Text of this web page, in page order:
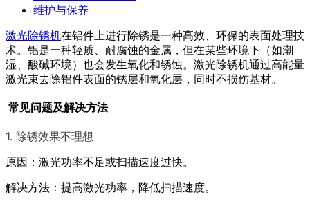
维护与保养
激光除锈机在铝件上进行除锈是一种高效、环保的表面处理技
术。铝是一种轻质、耐腐蚀的金属，但在某些环境下（如潮
湿、酸碱环境）也会发生氧化和锈蚀。激光除锈机通过高能量
激光束去除铝件表面的锈层和氧化层，同时不损伤基材。
常见问题及解决方法
1. 除锈效果不理想
原因：激光功率不足或扫描速度过快。
解决方法：提高激光功率，降低扫描速度。